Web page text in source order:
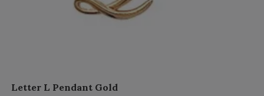
Letter L Pendant Gold